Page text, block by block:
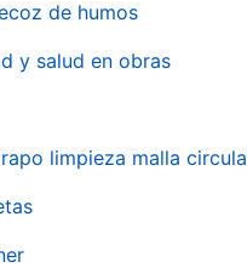
de humos
y salud en obras
limpieza malla